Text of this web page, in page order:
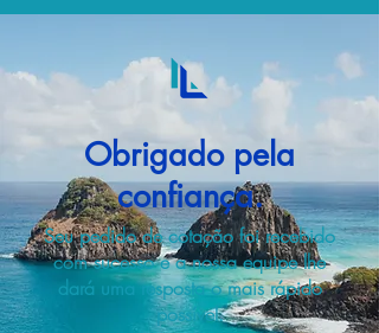
Obrigado pela
confiança.
Seu pedido de cotação foi recebido
com sucesso e a nossa equipe lhe
dará uma resposta o mais rápido
possível.